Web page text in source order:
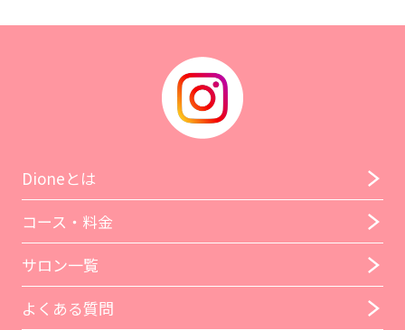
Dioneとは
コース・料金
サロン一覧
よくある質問